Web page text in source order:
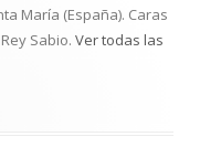
María (España). Caras
Sabio. Ver todas las